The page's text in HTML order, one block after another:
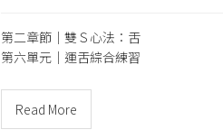
第二章節｜雙Ｓ心法：舌
第六單元｜運舌綜合練習
Read More